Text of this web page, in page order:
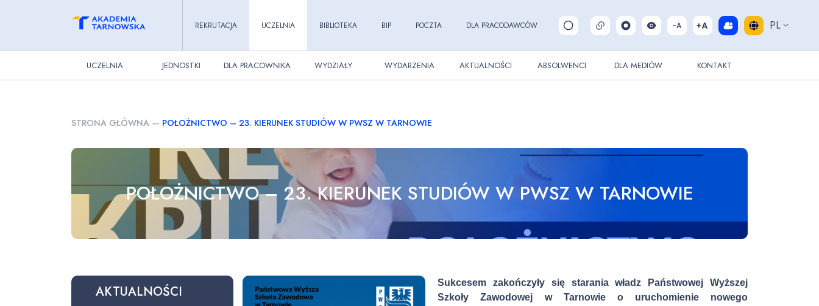
REKRUTACJA UCZELNIA BIBLIOTEKA BIP POCZTA DLA PRACODAWCÓW Pokaż/ukryj wyszukiwarkę PL
UCZELNIA JEDNOSTKI DLA PRACOWNIKA WYDZIAŁY WYDARZENIA AKTUALNOŚCI ABSOLWENCI DLA MEDIÓW KONTAKT
STRONA GŁÓWNA — POŁOŻNICTWO – 23. KIERUNEK STUDIÓW W PWSZ W TARNOWIE
POŁOŻNICTWO – 23. KIERUNEK STUDIÓW W PWSZ W TARNOWIE
AKTUALNOŚCI
Sukcesem zakończyły się starania władz Państwowej Wyższej
Szkoły Zawodowej w Tarnowie o uruchomienie nowego